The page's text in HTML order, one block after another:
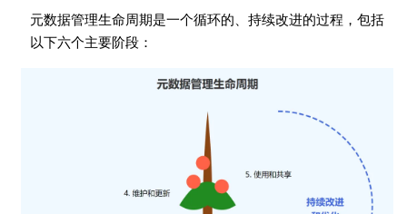
元数据管理生命周期是一个循环的、持续改进的过程，包括
以下六个主要阶段：